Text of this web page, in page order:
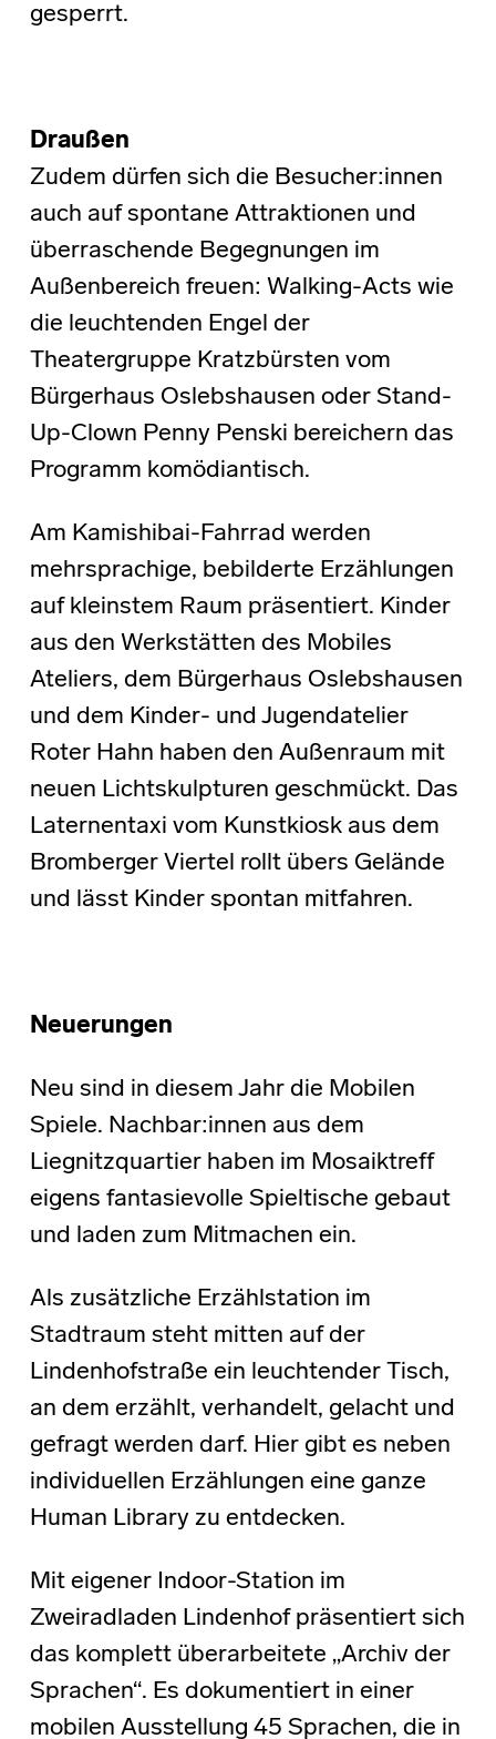
gesperrt.
Draußen
Zudem dürfen sich die Besucher:innen
auch auf spontane Attraktionen und
überraschende Begegnungen im
Außenbereich freuen: Walking-Acts wie
die leuchtenden Engel der
Theatergruppe Kratzbürsten vom
Bürgerhaus Oslebshausen oder Stand-
Up-Clown Penny Penski bereichern das
Programm komödiantisch.
Am Kamishibai-Fahrrad werden
mehrsprachige, bebilderte Erzählungen
auf kleinstem Raum präsentiert. Kinder
aus den Werkstätten des Mobiles
Ateliers, dem Bürgerhaus Oslebshausen
und dem Kinder- und Jugendatelier
Roter Hahn haben den Außenraum mit
neuen Lichtskulpturen geschmückt. Das
Laternentaxi vom Kunstkiosk aus dem
Bromberger Viertel rollt übers Gelände
und lässt Kinder spontan mitfahren.
Neuerungen
Neu sind in diesem Jahr die Mobilen
Spiele. Nachbar:innen aus dem
Liegnitzquartier haben im Mosaiktreff
eigens fantasievolle Spieltische gebaut
und laden zum Mitmachen ein.
Als zusätzliche Erzählstation im
Stadtraum steht mitten auf der
Lindenhofstraße ein leuchtender Tisch,
an dem erzählt, verhandelt, gelacht und
gefragt werden darf. Hier gibt es neben
individuellen Erzählungen eine ganze
Human Library zu entdecken.
Mit eigener Indoor-Station im
Zweiradladen Lindenhof präsentiert sich
das komplett überarbeitete „Archiv der
Sprachen“. Es dokumentiert in einer
mobilen Ausstellung 45 Sprachen, die in